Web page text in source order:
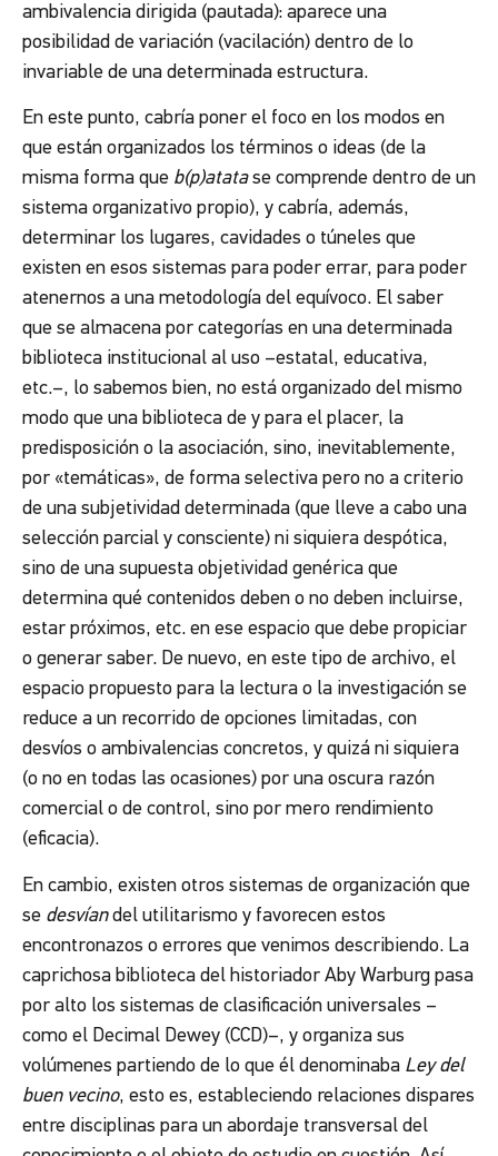
ambivalencia dirigida (pautada): aparece una
posibilidad de variación (vacilación) dentro de lo
invariable de una determinada estructura.
En este punto, cabría poner el foco en los modos en
que están organizados los términos o ideas (de la
misma forma que b(p)atatase comprende dentro de un
sistema organizativo propio), y cabría, además,
determinar los lugares, cavidades o túneles que
existen en esos sistemas para poder errar, para poder
atenernos a una metodología del equívoco. El saber
que se almacena por categorías en una determinada
biblioteca institucional al uso –estatal, educativa,
etc.–, lo sabemos bien, no está organizado del mismo
modo que una biblioteca de y para el placer, la
predisposición o la asociación, sino, inevitablemente,
por «temáticas», de forma selectiva pero no a criterio
de una subjetividad determinada (que lleve a cabo una
selección parcial y consciente) ni siquiera despótica,
sino de una supuesta objetividad genérica que
determina qué contenidos deben o no deben incluirse,
estar próximos, etc. en ese espacio que debe propiciar
o generar saber. De nuevo, en este tipo de archivo, el
espacio propuesto para la lectura o la investigación se
reduce a un recorrido de opciones limitadas, con
desvíos o ambivalencias concretos, y quizá ni siquiera
(o no en todas las ocasiones) por una oscura razón
comercial o de control, sino por mero rendimiento
(eficacia).
En cambio, existen otros sistemas de organización que
se desvíandel utilitarismo y favorecen estos
encontronazos o errores que venimos describiendo. La
caprichosa biblioteca del historiador Aby Warburg pasa
por alto los sistemas de clasificación universales –
como el Decimal Dewey (CCD)–, y organiza sus
volúmenes partiendo de lo que él denominaba Ley del
buen vecino, esto es, estableciendo relaciones dispares
entre disciplinas para un abordaje transversal del